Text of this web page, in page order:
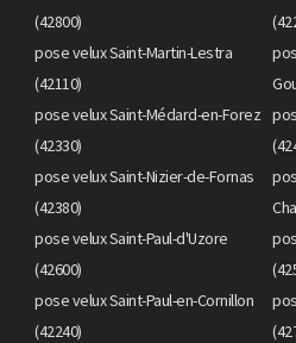
(42800)
pose velux Saint-Martin-Lestra
(42110)
pose velux Saint-Médard-en-Forez
(42330)
pose velux Saint-Nizier-de-Fornas
(42380)
pose velux Saint-Paul-d'Uzore
(42600)
pose velux Saint-Paul-en-Cornillon
(42240)